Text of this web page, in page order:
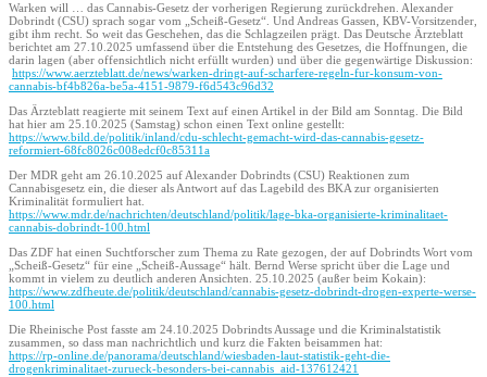
Warken will … das Cannabis-Gesetz der vorherigen Regierung zurückdrehen. Alexander
Dobrindt (CSU) sprach sogar vom „Scheiß-Gesetz“. Und Andreas Gassen, KBV-Vorsitzender,
gibt ihm recht. So weit das Geschehen, das die Schlagzeilen prägt. Das Deutsche Ärzteblatt
berichtet am 27.10.2025 umfassend über die Entstehung des Gesetzes, die Hoffnungen, die
darin lagen (aber offensichtlich nicht erfüllt wurden) und über die gegenwärtige Diskussion:
https://www.aerzteblatt.de/news/warken-dringt-auf-scharfere-regeln-fur-konsum-von-
cannabis-bf4b826a-be5a-4151-9879-f6d543c96d32
Das Ärzteblatt reagierte mit seinem Text auf einen Artikel in der Bild am Sonntag. Die Bild
hat hier am 25.10.2025 (Samstag) schon einen Text online gestellt:
https://www.bild.de/politik/inland/cdu-schlecht-gemacht-wird-das-cannabis-gesetz-
reformiert-68fc8026c008edcf0c85311a
Der MDR geht am 26.10.2025 auf Alexander Dobrindts (CSU) Reaktionen zum
Cannabisgesetz ein, die dieser als Antwort auf das Lagebild des BKA zur organisierten
Kriminalität formuliert hat.
https://www.mdr.de/nachrichten/deutschland/politik/lage-bka-organisierte-kriminalitaet-
cannabis-dobrindt-100.html
Das ZDF hat einen Suchtforscher zum Thema zu Rate gezogen, der auf Dobrindts Wort vom
„Scheiß-Gesetz“ für eine „Scheiß-Aussage“ hält. Bernd Werse spricht über die Lage und
kommt in vielem zu deutlich anderen Ansichten. 25.10.2025 (außer beim Kokain):
https://www.zdfheute.de/politik/deutschland/cannabis-gesetz-dobrindt-drogen-experte-werse-
100.html
Die Rheinische Post fasste am 24.10.2025 Dobrindts Aussage und die Kriminalstatistik
zusammen, so dass man nachrichtlich und kurz die Fakten beisammen hat:
https://rp-online.de/panorama/deutschland/wiesbaden-laut-statistik-geht-die-
drogenkriminalitaet-zurueck-besonders-bei-cannabis_aid-137612421